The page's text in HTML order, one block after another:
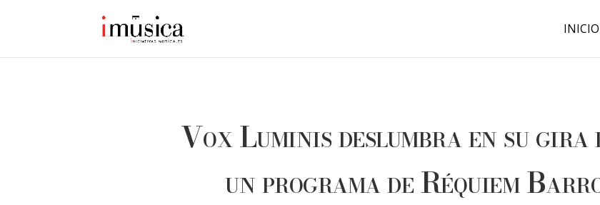
INICIO
Vox Luminis deslumbra en su gira
un programa de Réquiem